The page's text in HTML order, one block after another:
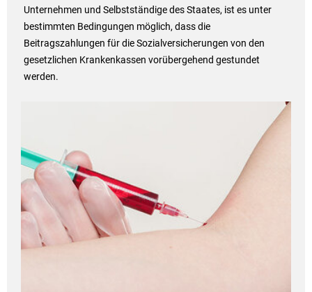
Unternehmen und Selbstständige des Staates, ist es unter
bestimmten Bedingungen möglich, dass die
Beitragszahlungen für die Sozialversicherungen von den
gesetzlichen Krankenkassen vorübergehend gestundet
werden.